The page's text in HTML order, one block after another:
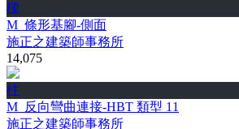
樑
M_條形基腳-側面
施正之建築師事務所
14,075
柱
M_反向彎曲連接-HBT 類型 11
施正之建築師事務所